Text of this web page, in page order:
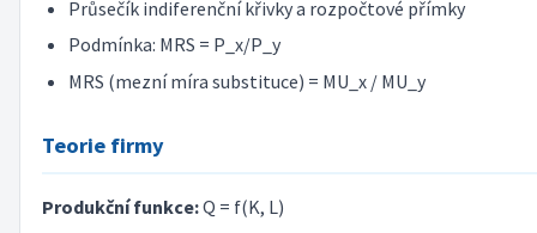
Průsečík indiferenční křivky a rozpočtové přímky
Podmínka: MRS = P_x/P_y
MRS (mezní míra substituce) = MU_x / MU_y
Teorie firmy
Produkční funkce:Q = f(K, L)